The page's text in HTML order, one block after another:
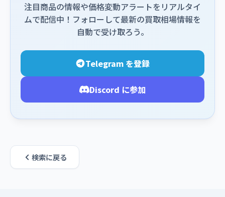
注目商品の情報や価格変動アラートをリアルタイ
ムで配信中！フォローして最新の買取相場情報を
自動で受け取ろう。
Telegram を登録
Discord に参加
検索に戻る